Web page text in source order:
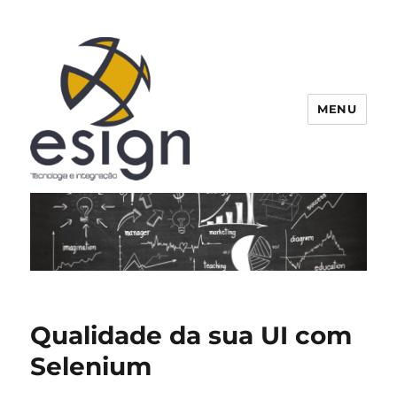
Esign
MENU
Qualidade da sua UI com
Selenium